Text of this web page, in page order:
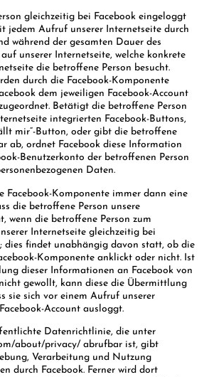
gleichzeitig bei Facebook eingeloggt
jedem Aufruf unserer Internetseite durch
während der gesamten Dauer des
unserer Internetseite, welche konkrete
die betroffene Person besucht.
durch die Facebook-Komponente
dem jeweiligen Facebook-Account
Betätigt die betroffene Person
integrierten Facebook-Buttons,
mir“-Button, oder gibt die betroffene
ab, ordnet Facebook diese Information
Benutzerkonto der betroffenen Person
Daten.
Facebook-Komponente immer dann eine
die betroffene Person unsere
wenn die betroffene Person zum
Internetseite gleichzeitig bei
dies findet unabhängig davon statt, ob die
Komponente anklickt oder nicht. Ist
dieser Informationen an Facebook von
gewollt, kann diese die Übermittlung
sie sich vor einem Aufruf unserer
Account ausloggt.
Datenrichtlinie, die unter
about/privacy/ abrufbar ist, gibt
Verarbeitung und Nutzung
durch Facebook. Ferner wird dort